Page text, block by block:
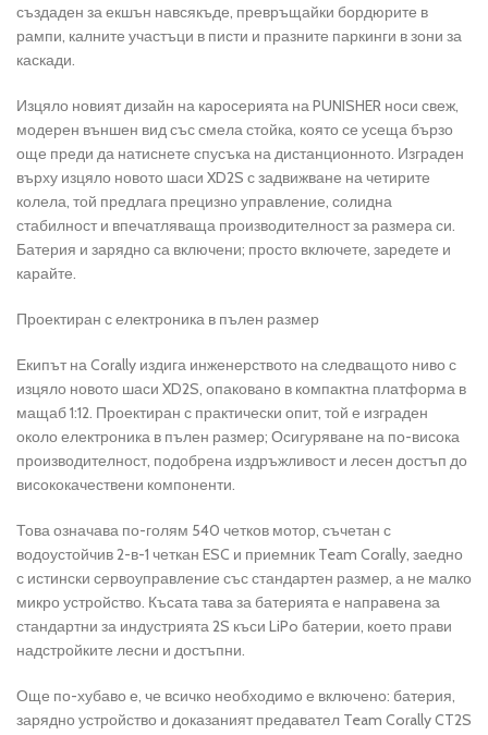
създаден за екшън навсякъде, превръщайки бордюрите в
рампи, калните участъци в писти и празните паркинги в зони за
каскади.
Изцяло новият дизайн на каросерията на PUNISHER носи свеж,
модерен външен вид със смела стойка, която се усеща бързо
още преди да натиснете спусъка на дистанционното. Изграден
върху изцяло новото шаси XD2S с задвижване на четирите
колела, той предлага прецизно управление, солидна
стабилност и впечатляваща производителност за размера си.
Батерия и зарядно са включени; просто включете, заредете и
карайте.
Проектиран с електроника в пълен размер
Екипът на Corally издига инженерството на следващото ниво с
изцяло новото шаси XD2S, опаковано в компактна платформа в
мащаб 1:12. Проектиран с практически опит, той е изграден
около електроника в пълен размер; Осигуряване на по-висока
производителност, подобрена издръжливост и лесен достъп до
висококачествени компоненти.
Това означава по-голям 540 четков мотор, съчетан с
водоустойчив 2-в-1 четкан ESC и приемник Team Corally, заедно
с истински сервоуправление със стандартен размер, а не малко
микро устройство. Късата тава за батерията е направена за
стандартни за индустрията 2S къси LiPo батерии, което прави
надстройките лесни и достъпни.
Още по-хубаво е, че всичко необходимо е включено: батерия,
зарядно устройство и доказаният предавател Team Corally CT2S